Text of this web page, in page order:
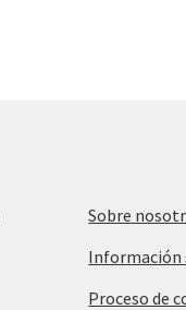
Sobre
Información
Proceso de